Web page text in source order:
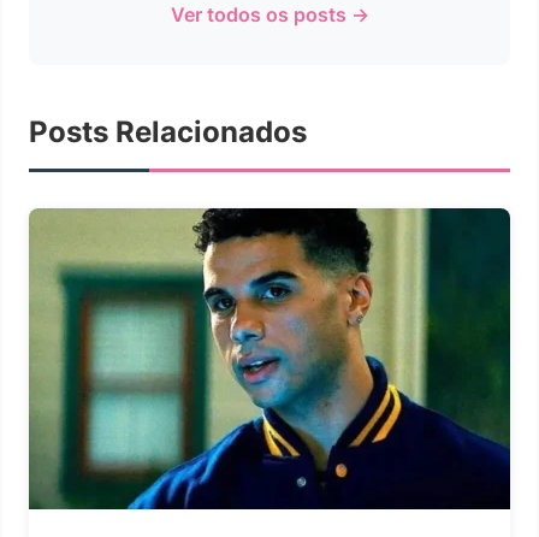
Ver todos os posts →
Posts Relacionados